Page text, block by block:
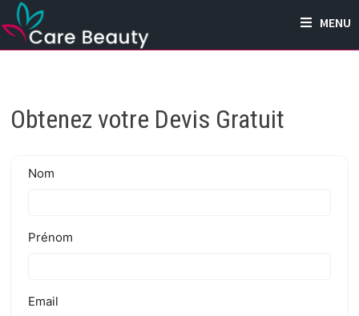
Passer
au
contenu
MENU
Obtenez votre Devis Gratuit